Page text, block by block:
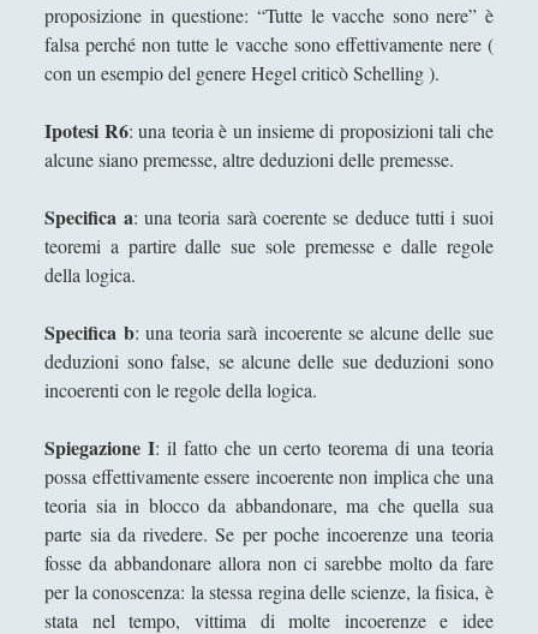
► Saggi(72)
► Scienza(84)
► Libri Recensiti(441)
► Random(28)
► Ironia(7)
► Attualità(12)
► Azione Filosofica(4)
► Cinema e Serie(15)
► Collana di Scuola Filosofica(13)
► Didattica (7)
► Economia(9)
► Filologia(4)
proposizione in questione: “Tutte le vacche sono nere” è
falsa perché non tutte le vacche sono effettivamente nere (
con un esempio del genere Hegel criticò Schelling ).
Ipotesi R6: una teoria è un insieme di proposizioni tali che
alcune siano premesse, altre deduzioni delle premesse.
Specifica a: una teoria sarà coerente se deduce tutti i suoi
teoremi a partire dalle sue sole premesse e dalle regole
della logica.
Specifica b: una teoria sarà incoerente se alcune delle sue
deduzioni sono false, se alcune delle sue deduzioni sono
incoerenti con le regole della logica.
Spiegazione I: il fatto che un certo teorema di una teoria
possa effettivamente essere incoerente non implica che una
teoria sia in blocco da abbandonare, ma che quella sua
parte sia da rivedere. Se per poche incoerenze una teoria
fosse da abbandonare allora non ci sarebbe molto da fare
per la conoscenza: la stessa regina delle scienze, la fisica, è
stata nel tempo, vittima di molte incoerenze e idee